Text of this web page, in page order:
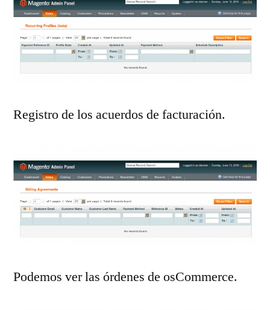
Registro de los acuerdos de facturación.
Podemos ver las órdenes de osCommerce.